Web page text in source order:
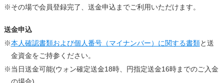
※その場で会員登録完了、送金申込までご利用いただけます。
送金申込
※本人確認書類および個人番号（マイナンバー）に関する書類と送
金資金をご持参ください。
※当日送金可能(ウォン確定送金18時、円指定送金16時までのご入金
の場合)。